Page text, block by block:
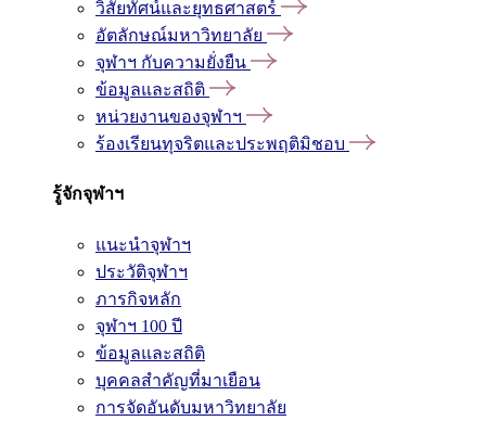
วิสัยทัศน์และยุทธศาสตร์
อัตลักษณ์มหาวิทยาลัย
จุฬาฯ กับความยั่งยืน
ข้อมูลและสถิติ
หน่วยงานของจุฬาฯ
ร้องเรียนทุจริตและประพฤติมิชอบ
รู้จักจุฬาฯ
แนะนำจุฬาฯ
ประวัติจุฬาฯ
ภารกิจหลัก
จุฬาฯ 100 ปี
ข้อมูลและสถิติ
บุคคลสำคัญที่มาเยือน
การจัดอันดับมหาวิทยาลัย